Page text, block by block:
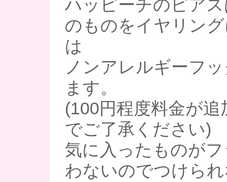
ハッピーチのピア
のものをイヤリン
は
ノンアレルギーフ
ます。
(100円程度料金が
でご了承ください)
気に入ったものが
わないのでつけら